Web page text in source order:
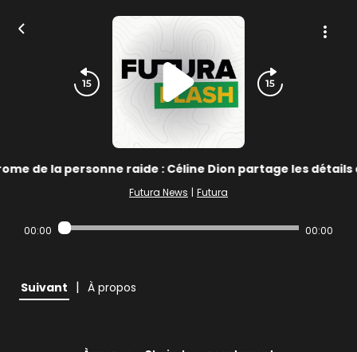
de la personne raide : Céline Dion partage les détails
Futura News | Futura
00:00 00:00
Suivant | À propos